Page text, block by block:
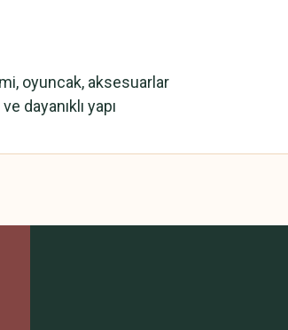
oyuncak, aksesuarlar
dayanıklı yapı
Bu ürüne ilk yorumu siz yapın!